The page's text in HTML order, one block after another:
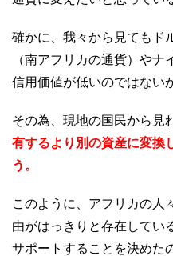
確かに、我々から見てもド
（南アフリカの通貨）や
信用価値が低いのではない
その為、現地の国民から見
有するより別の資産に変換
う。
このように、アフリカの人
由がはっきりと存在してい
サポートすることを決めた